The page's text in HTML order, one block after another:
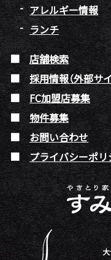
アレルギー情報
ランチ
店舗検索
採用情報（外部サ
FC加盟店募集
物件募集
お問い合わせ
プライバシーポリ
大